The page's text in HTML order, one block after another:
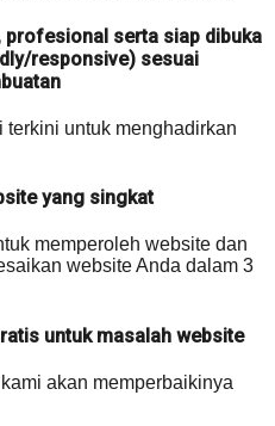
profesional serta siap dibuka
responsive) sesuai
untuk menghadirkan
yang singkat
memperoleh website dan
website Anda dalam 3
untuk masalah website
akan memperbaikinya